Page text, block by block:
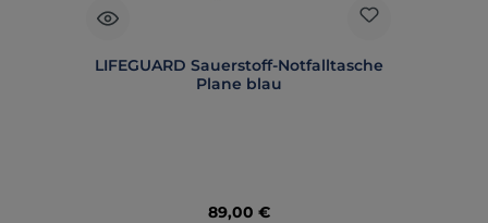
LIFEGUARD Sauerstoff-Notfalltasche
Plane blau
Regulärer Preis:
89,00 €